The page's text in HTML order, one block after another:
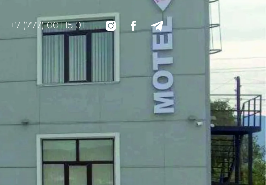
+7 (777) 001 15 01